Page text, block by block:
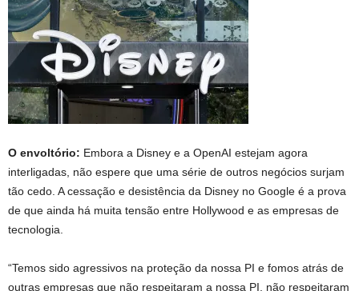
O envoltório: Embora a Disney e a OpenAI estejam agora
interligadas, não espere que uma série de outros negócios surjam
tão cedo. A cessação e desistência da Disney no Google é a prova
de que ainda há muita tensão entre Hollywood e as empresas de
tecnologia.
“Temos sido agressivos na proteção da nossa PI e fomos atrás de
outras empresas que não respeitaram a nossa PI, não respeitaram